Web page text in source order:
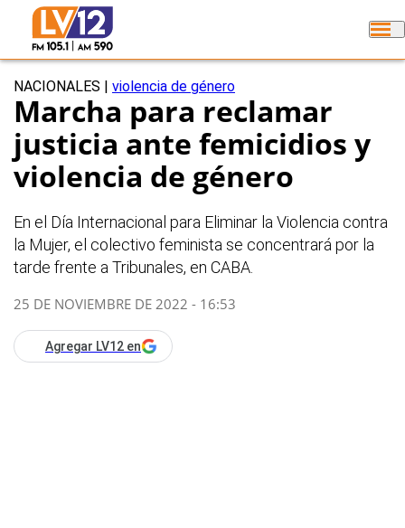
NACIONALES violencia de género
Marcha para reclamar
justicia ante femicidios y
violencia de género
En el Día Internacional para Eliminar la Violencia contra
la Mujer, el colectivo feminista se concentrará por la
tarde frente a Tribunales, en CABA.
25 DE NOVIEMBRE DE 2022 - 16:53
Agregar LV12 en